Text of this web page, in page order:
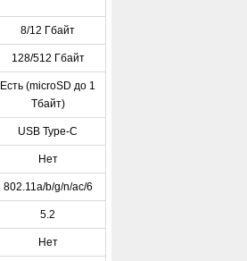
8/12 Гбайт
128/512 Гбайт
Есть (microSD до 1
Тбайт)
USB Type-C
Нет
802.11a/b/g/n/ac/6
5.2
Нет